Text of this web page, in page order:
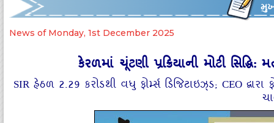
News of Monday, 1st December 2025
કેરળમાં ચૂંટણી પ્રક્રિયાની મોટી
SIR હેઠળ 2.29 કરોડથી વધુ ફોર્મ્સ ડિજિટાઇઝ્ડ; CEO